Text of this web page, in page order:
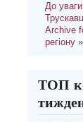
До уваги
Archive
регіону»
ТОП